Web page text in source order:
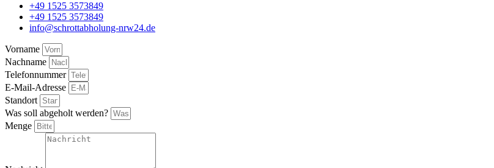
+49 1525 3573849
+49 1525 3573849
info@schrottabholung-nrw24.de
Vorname
Nachname
Telefonnummer
E-Mail-Adresse
Standort
Was soll abgeholt werden?
Menge